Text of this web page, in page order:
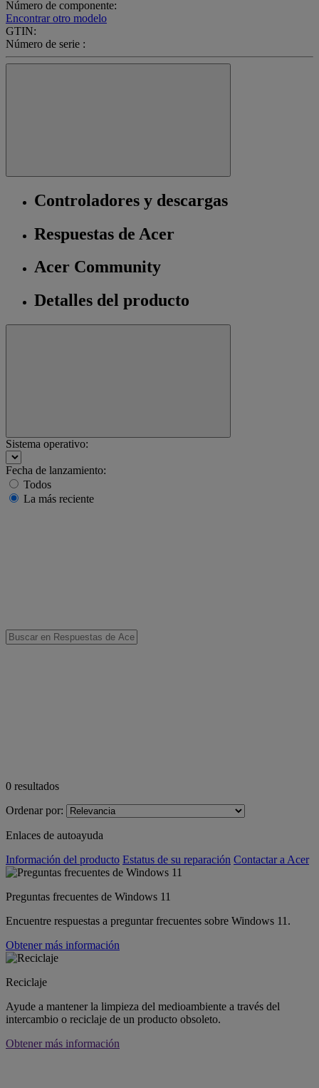
Número de componente:
Encontrar otro modelo
GTIN:
Número de serie :
Controladores y descargas
Respuestas de Acer
Acer Community
Detalles del producto
Sistema operativo:
Fecha de lanzamiento:
Todos
La más reciente
0 resultados
Ordenar por:
Enlaces de autoayuda
Información del producto Estatus de su reparación Contactar a Acer
Preguntas frecuentes de Windows 11
Encuentre respuestas a preguntar frecuentes sobre Windows 11.
Obtener más información
Reciclaje
Ayude a mantener la limpieza del medioambiente a través del
intercambio o reciclaje de un producto obsoleto.
Obtener más información